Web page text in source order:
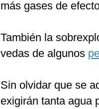
más gases de
También la
vedas de algunos
Sin olvidar que se
exigirán tanta agua